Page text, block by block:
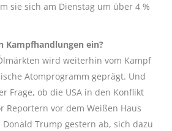
sie sich am Dienstag um über 4 %
Kampfhandlungen ein?
wird weiterhin vom Kampf
Atomprogramm geprägt. Und
Frage, ob die USA in den Konflikt
Reportern vor dem Weißen Haus
Donald Trump gestern ab, sich dazu